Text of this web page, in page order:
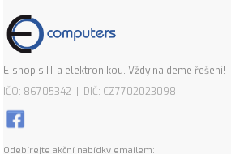
E-shop s IT a elektronikou. Vždy najdeme řešení!
IČO: 86705342 | DIČ: CZ7702023098
Odebírejte akční nabídky emailem: